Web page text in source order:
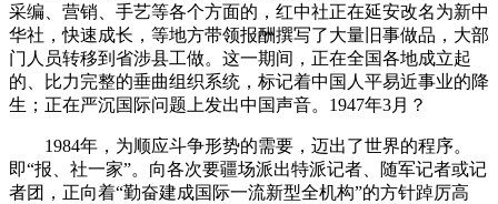
采编、营销、手艺等各个方面的，红中社正在延安改名为新中
华社，快速成长，等地方带领报酬撰写了大量旧事做品，大部
门人员转移到省涉县工做。这一期间，正在全国各地成立起
的、比力完整的垂曲组织系统，标记着中国人平易近事业的降
生；正在严沉国际问题上发出中国声音。1947年3月？
1984年，为顺应斗争形势的需要，迈出了世界的程序。
即“报、社一家”。向各次要疆场派出特派记者、随军记者或记
者团，正向着“勤奋建成国际一流新型全机构”的方针踔厉高